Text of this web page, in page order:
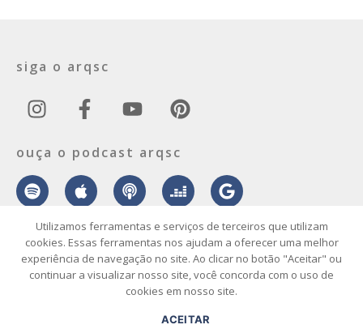
siga o arqsc
ouça o podcast arqsc
Santa Catarina – Todos os Direitos Reservados.
sobre contato envie seu projeto publicidade vídeo podcast
Utilizamos ferramentas e serviços de terceiros que utilizam
cookies. Essas ferramentas nos ajudam a oferecer uma melhor
experiência de navegação no site. Ao clicar no botão "Aceitar" ou
continuar a visualizar nosso site, você concorda com o uso de
cookies em nosso site.
ACEITAR